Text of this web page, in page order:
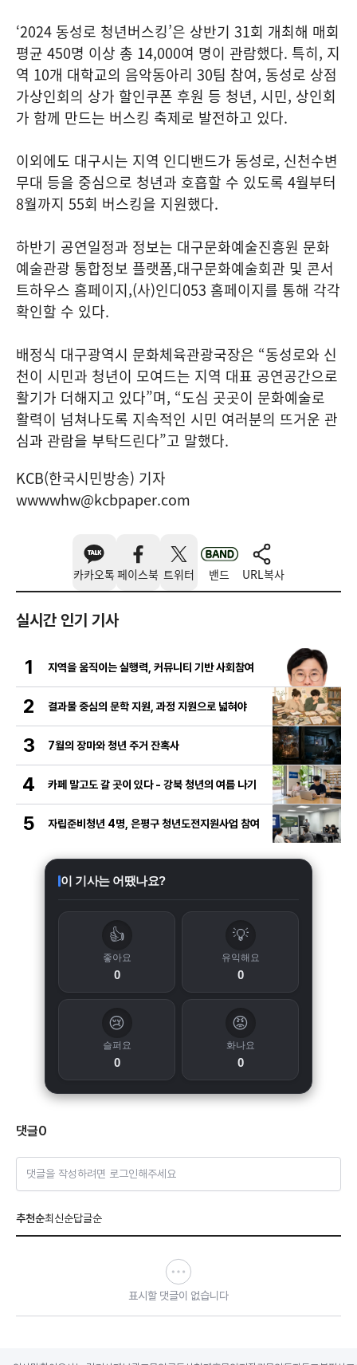
‘2024 동성로 청년버스킹’은 상반기 31회 개최해 매회
평균 450명 이상 총 14,000여 명이 관람했다. 특히, 지
역 10개 대학교의 음악동아리 30팀 참여, 동성로 상점
가상인회의 상가 할인쿠폰 후원 등 청년, 시민, 상인회
가 함께 만드는 버스킹 축제로 발전하고 있다.
이외에도 대구시는 지역 인디밴드가 동성로, 신천수변
무대 등을 중심으로 청년과 호흡할 수 있도록 4월부터
8월까지 55회 버스킹을 지원했다.
하반기 공연일정과 정보는 대구문화예술진흥원 문화
예술관광 통합정보 플랫폼,대구문화예술회관 및 콘서
트하우스 홈페이지,(사)인디053 홈페이지를 통해 각각
확인할 수 있다.
배정식 대구광역시 문화체육관광국장은 “동성로와 신
천이 시민과 청년이 모여드는 지역 대표 공연공간으로
활기가 더해지고 있다”며, “도심 곳곳이 문화예술로
활력이 넘쳐나도록 지속적인 시민 여러분의 뜨거운 관
심과 관람을 부탁드린다”고 말했다.
KCB(한국시민방송) 기자
wwwwhw@kcbpaper.com
카카오톡 페이스북 트위터 밴드 URL복사
실시간 인기 기사
1 지역을 움직이는 실행력, 커뮤니티 기반 사회참여
2 결과물 중심의 문학 지원, 과정 지원으로 넓혀야
3 7월의 장마와 청년 주거 잔혹사
4 카페 말고도 갈 곳이 있다 - 강북 청년의 여름 나기
5 자립준비청년 4명, 은평구 청년도전지원사업 참여
이 기사는 어땠나요?
👍
좋아요
0
💡
유익해요
0
😢
슬퍼요
0
😡
화나요
0
댓글0
댓글을 작성하려면 로그인해주세요
추천순최신순답글순
표시할 댓글이 없습니다